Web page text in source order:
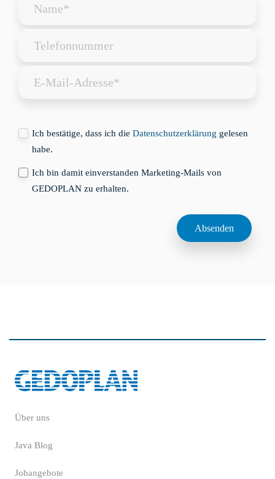
Ich bestätige, dass ich die Datenschutzerklärung gelesen
habe.
Ich bin damit einverstanden Marketing-Mails von
GEDOPLAN zu erhalten.
Über uns
Java Blog
Jobangebote